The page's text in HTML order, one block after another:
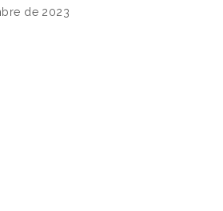
de 2023